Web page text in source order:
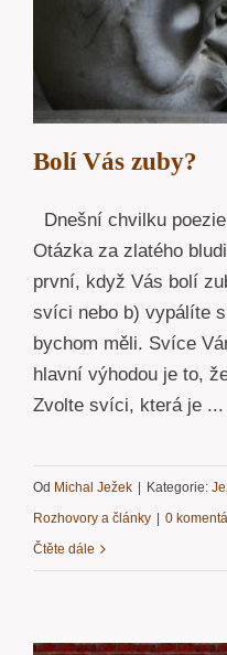
Bolí Vás zuby?
Dnešní chvilku
Otázka za zlatého
první, když Vás bolí
svíci nebo b) vypálíte
bychom měli. Svíce
hlavní výhodou je to,
Zvolte svíci, která je ...
Od Michal Ježek | Kategorie:
Rozhovory a články | 0
Čtěte dále